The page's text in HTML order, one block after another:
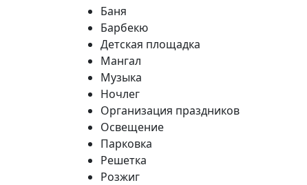
Баня
Барбекю
Детская площадка
Мангал
Музыка
Ночлег
Организация праздников
Освещение
Парковка
Решетка
Розжиг